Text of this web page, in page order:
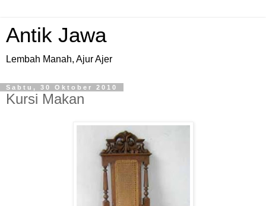
Antik Jawa
Lembah Manah, Ajur Ajer
Sabtu, 30 Oktober 2010
Kursi Makan